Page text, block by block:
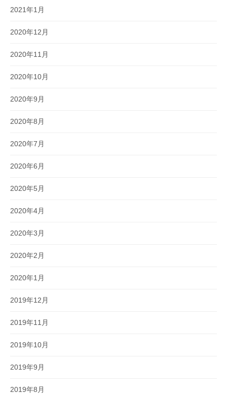
2021年1月
2020年12月
2020年11月
2020年10月
2020年9月
2020年8月
2020年7月
2020年6月
2020年5月
2020年4月
2020年3月
2020年2月
2020年1月
2019年12月
2019年11月
2019年10月
2019年9月
2019年8月